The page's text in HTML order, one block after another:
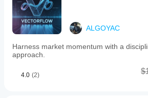
ALGOYAC
Harness market momentum with a
approach.
4.0 (2)